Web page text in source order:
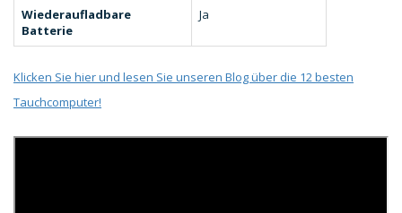
Wiederaufladbare
Batterie
Ja
Klicken Sie hier und lesen Sie unseren Blog über die 12 besten
Tauchcomputer!